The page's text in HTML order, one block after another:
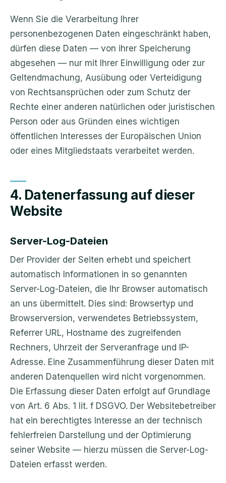
Wenn Sie die Verarbeitung Ihrer
personenbezogenen Daten eingeschränkt haben,
dürfen diese Daten — von ihrer Speicherung
abgesehen — nur mit Ihrer Einwilligung oder zur
Geltendmachung, Ausübung oder Verteidigung
von Rechtsansprüchen oder zum Schutz der
Rechte einer anderen natürlichen oder juristischen
Person oder aus Gründen eines wichtigen
öffentlichen Interesses der Europäischen Union
oder eines Mitgliedstaats verarbeitet werden.
4. Datenerfassung auf dieser
Website
Server-Log-Dateien
Der Provider der Seiten erhebt und speichert
automatisch Informationen in so genannten
Server-Log-Dateien, die Ihr Browser automatisch
an uns übermittelt. Dies sind: Browsertyp und
Browserversion, verwendetes Betriebssystem,
Referrer URL, Hostname des zugreifenden
Rechners, Uhrzeit der Serveranfrage und IP-
Adresse. Eine Zusammenführung dieser Daten mit
anderen Datenquellen wird nicht vorgenommen.
Die Erfassung dieser Daten erfolgt auf Grundlage
von Art. 6 Abs. 1 lit. f DSGVO. Der Websitebetreiber
hat ein berechtigtes Interesse an der technisch
fehlerfreien Darstellung und der Optimierung
seiner Website — hierzu müssen die Server-Log-
Dateien erfasst werden.